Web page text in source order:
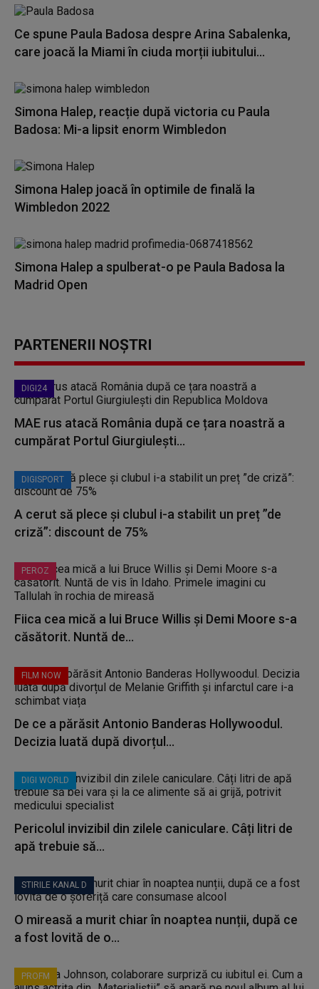
Ce spune Paula Badosa despre Arina Sabalenka,
care joacă la Miami în ciuda morții iubitului...
Simona Halep, reacție după victoria cu Paula
Badosa: Mi-a lipsit enorm Wimbledon
Simona Halep joacă în optimile de finală la
Wimbledon 2022
Simona Halep a spulberat-o pe Paula Badosa la
Madrid Open
PARTENERII NOȘTRI
DIGI24
MAE rus atacă România după ce țara noastră a
cumpărat Portul Giurgiulești...
DIGISPORT
A cerut să plece și clubul i-a stabilit un preț ”de
criză”: discount de 75%
PEROZ
Fiica cea mică a lui Bruce Willis și Demi Moore s-a
căsătorit. Nuntă de...
FILM NOW
De ce a părăsit Antonio Banderas Hollywoodul.
Decizia luată după divorțul...
DIGI WORLD
Pericolul invizibil din zilele caniculare. Câți litri de
apă trebuie să...
STIRILE KANAL D
O mireasă a murit chiar în noaptea nunții, după ce
a fost lovită de o...
PROFM